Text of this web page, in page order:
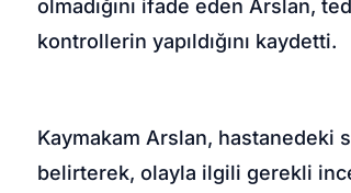
olmadığını ifade eden Arslan,
kontrollerin yapıldığını kaydetti.
Kaymakam Arslan, hastanedeki
belirterek, olayla ilgili gerekli